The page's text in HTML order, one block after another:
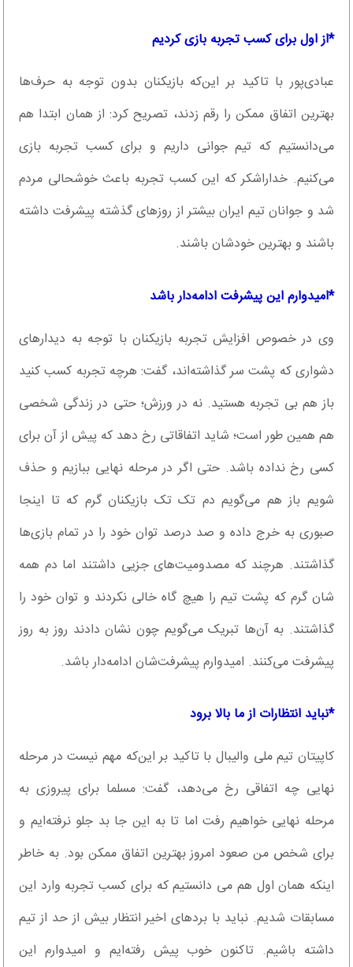
*از اول برای کسب تجربه بازی کردیم
عبادی‌پور با تاکید بر این‌که بازیکنان بدون توجه به حرف‌ها
بهترین اتفاق ممکن را رقم زدند، تصریح کرد: از همان ابتدا هم
می‌دانستیم که تیم جوانی داریم و برای کسب تجربه بازی
می‌کنیم. خداراشکر که این کسب تجربه باعث خوشحالی مردم
شد و جوانان تیم ایران بیشتر از روزهای گذشته پیشرفت داشته
باشند و بهترین خودشان باشند.
*امیدوارم این پیشرفت ادامه‌دار باشد
وی در خصوص افزایش تجربه بازیکنان با توجه به دیدارهای
دشواری که پشت سر گذاشته‌اند، گفت: هرچه تجربه کسب کنید
باز هم بی تجربه هستید. نه در ورزش؛ حتی در زندگی شخصی
هم همین طور است؛ شاید اتفاقاتی رخ دهد که پیش از آن برای
کسی رخ نداده باشد. حتی اگر در مرحله نهایی ببازیم و حذف
شویم باز هم می‌گویم دم تک تک بازیکنان گرم که تا اینجا
صبوری به خرج داده و صد درصد توان خود را در تمام بازی‌ها
گذاشتند. هرچند که مصدومیت‌های جزیی داشتند اما دم همه
شان گرم که پشت تیم را هیچ گاه خالی نکردند و توان خود را
گذاشتند. به آن‌ها تبریک می‌گویم چون نشان دادند روز به روز
پیشرفت می‌کنند. امیدوارم پیشرفت‌شان ادامه‌دار باشد.
*نباید انتظارات از ما بالا برود
کاپیتان تیم ملی والیبال با تاکید بر این‌که مهم نیست در مرحله
نهایی چه اتفاقی رخ می‌دهد، گفت: مسلما برای پیروزی به
مرحله نهایی خواهیم رفت اما تا به این جا بد جلو نرفته‌ایم و
برای شخص من صعود امروز بهترین اتفاق ممکن بود. به خاطر
اینکه همان اول هم می دانستیم که برای کسب تجربه وارد این
مسابقات شدیم. نباید با بردهای اخیر انتظار بیش از حد از تیم
داشته باشیم. تاکنون خوب پیش رفته‌ایم و امیدوارم این